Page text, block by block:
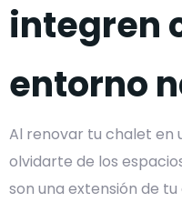
integren
entorno
Al renovar tu chalet en
olvidarte de los
son una extensión de